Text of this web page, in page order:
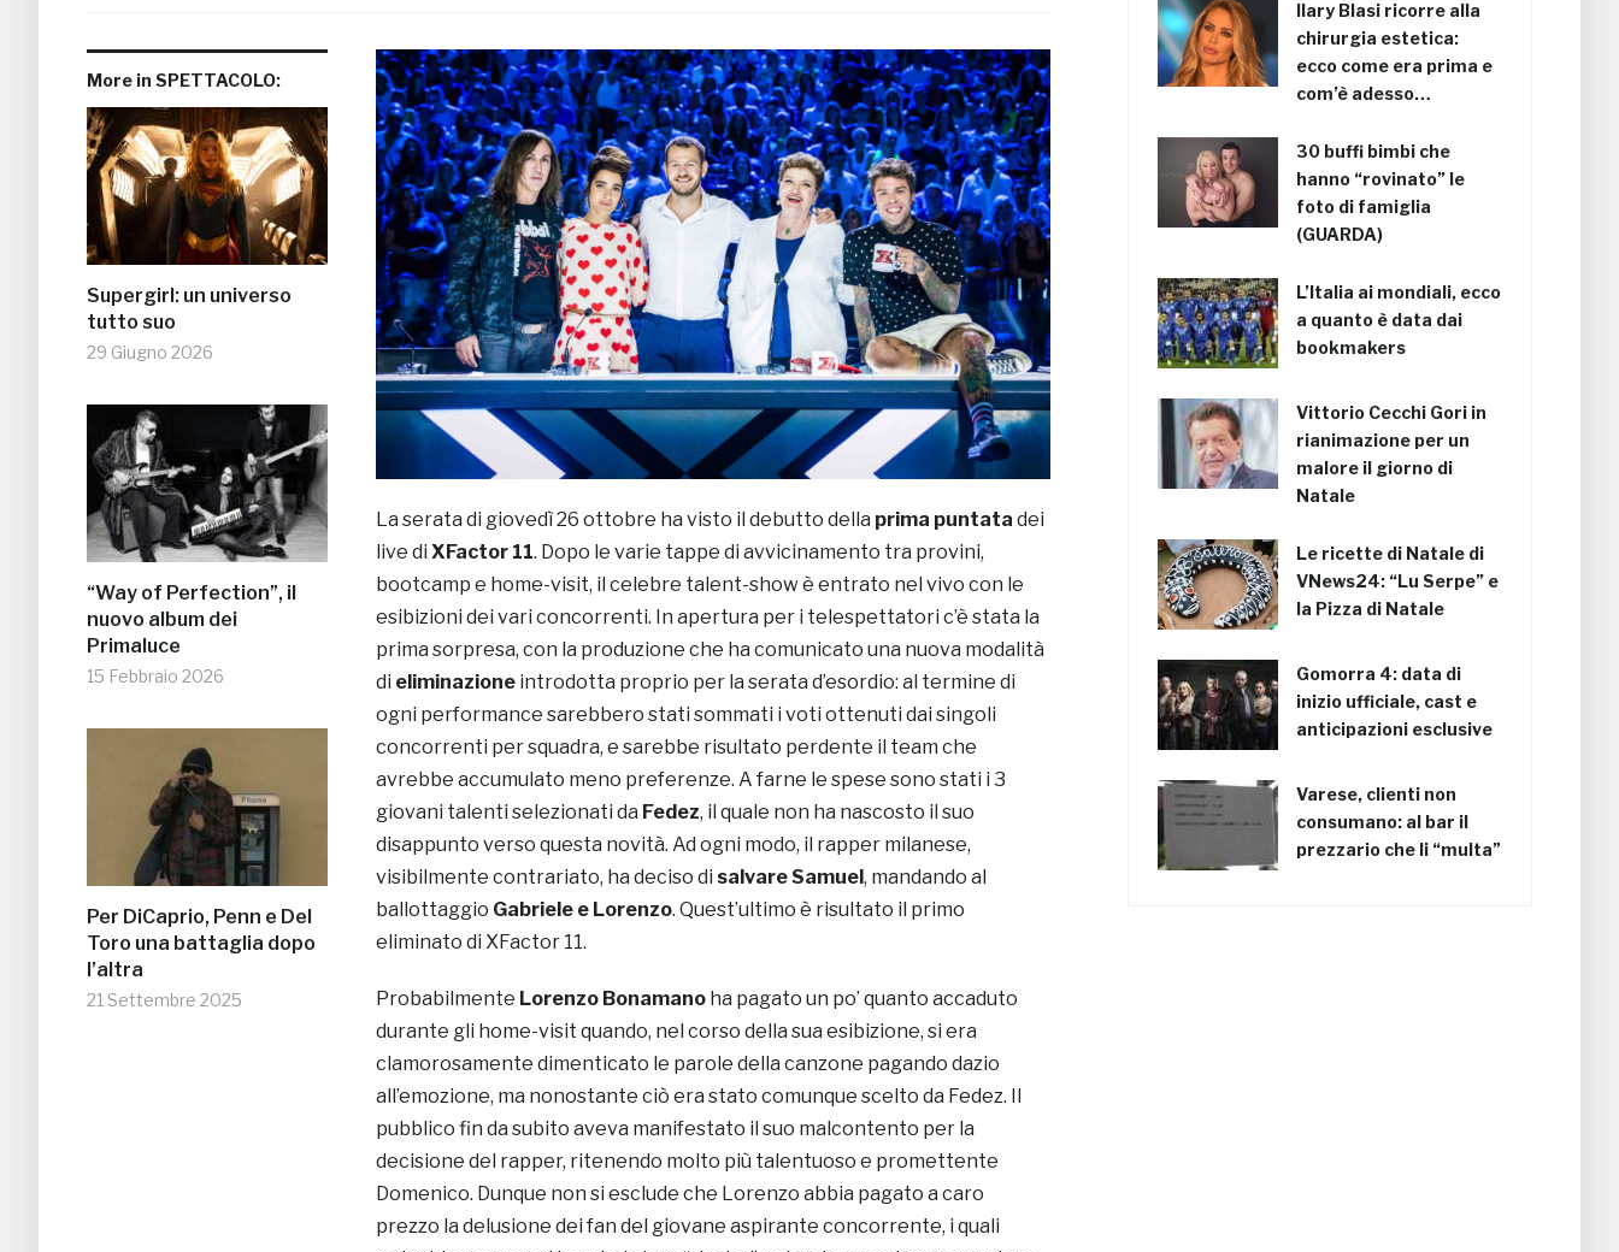
More in SPETTACOLO:
Supergirl: un universo
tutto suo
29 Giugno 2026
“Way of Perfection”, il
nuovo album dei
Primaluce
15 Febbraio 2026
Per DiCaprio, Penn e Del
Toro una battaglia dopo
l’altra
21 Settembre 2025
La serata di giovedì 26 ottobre ha visto il debutto della prima puntata dei
live di XFactor 11. Dopo le varie tappe di avvicinamento tra provini,
bootcamp e home-visit, il celebre talent-show è entrato nel vivo con le
esibizioni dei vari concorrenti. In apertura per i telespettatori c’è stata la
prima sorpresa, con la produzione che ha comunicato una nuova modalità
di eliminazione introdotta proprio per la serata d’esordio: al termine di
ogni performance sarebbero stati sommati i voti ottenuti dai singoli
concorrenti per squadra, e sarebbe risultato perdente il team che
avrebbe accumulato meno preferenze. A farne le spese sono stati i 3
giovani talenti selezionati da Fedez, il quale non ha nascosto il suo
disappunto verso questa novità. Ad ogni modo, il rapper milanese,
visibilmente contrariato, ha deciso di salvare Samuel, mandando al
ballottaggio Gabriele e Lorenzo. Quest’ultimo è risultato il primo
eliminato di XFactor 11.
Probabilmente Lorenzo Bonamano ha pagato un po’ quanto accaduto
durante gli home-visit quando, nel corso della sua esibizione, si era
clamorosamente dimenticato le parole della canzone pagando dazio
all’emozione, ma nonostante ciò era stato comunque scelto da Fedez. Il
pubblico fin da subito aveva manifestato il suo malcontento per la
decisione del rapper, ritenendo molto più talentuoso e promettente
Domenico. Dunque non si esclude che Lorenzo abbia pagato a caro
prezzo la delusione dei fan del giovane aspirante concorrente, i quali
Ilary Blasi ricorre alla
chirurgia estetica:
ecco come era prima e
com’è adesso…
30 buffi bimbi che
hanno “rovinato” le
foto di famiglia
(GUARDA)
L’Italia ai mondiali, ecco
a quanto è data dai
bookmakers
Vittorio Cecchi Gori in
rianimazione per un
malore il giorno di
Natale
Le ricette di Natale di
VNews24: “Lu Serpe” e
la Pizza di Natale
Gomorra 4: data di
inizio ufficiale, cast e
anticipazioni esclusive
Varese, clienti non
consumano: al bar il
prezzario che li “multa”